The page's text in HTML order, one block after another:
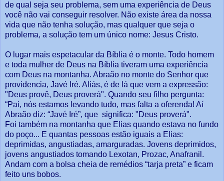
de qual seja seu problema, sem uma experiência de Deus
você não vai conseguir resolver. Não existe área da nossa
vida que não tenha solução, mas qualquer que seja o
problema, a solução tem um único nome: Jesus Cristo.
O lugar mais espetacular da Bíblia é o monte. Todo homem
e toda mulher de Deus na Bíblia tiveram uma experiência
com Deus na montanha. Abraão no monte do Senhor que
providencia, Javé Iré. Aliás, é de lá que vem a expressão:
"Deus provê, Deus proverá". Quando seu filho pergunta:
“Pai, nós estamos levando tudo, mas falta a oferenda! Aí
Abraão diz: “Javé Iré”, que significa: "Deus proverá".
Foi também na montanha que Elias quando estava no fundo
do poço... E quantas pessoas estão iguais a Elias:
deprimidas, angustiadas, amarguradas. Jovens deprimidos,
jovens angustiados tomando Lexotan, Prozac, Anafranil.
Andam com a bolsa cheia de remédios “tarja preta” e ficam
feito uns bobos.